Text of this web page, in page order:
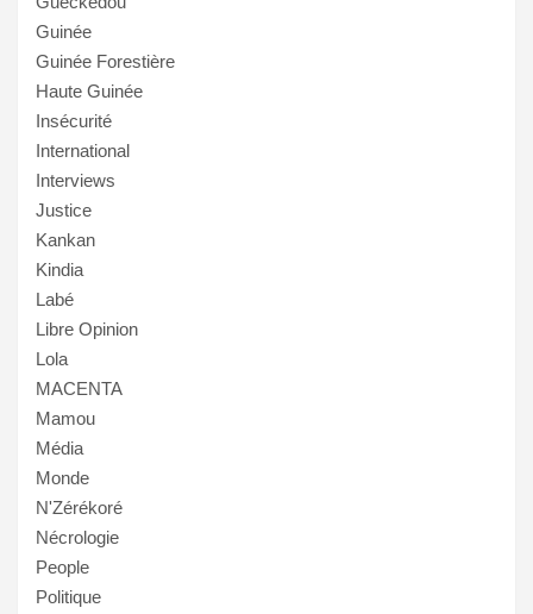
Guinée
Guinée Forestière
Haute Guinée
Insécurité
International
Interviews
Justice
Kankan
Kindia
Labé
Libre Opinion
Lola
MACENTA
Mamou
Média
Monde
N'Zérékoré
Nécrologie
People
Politique